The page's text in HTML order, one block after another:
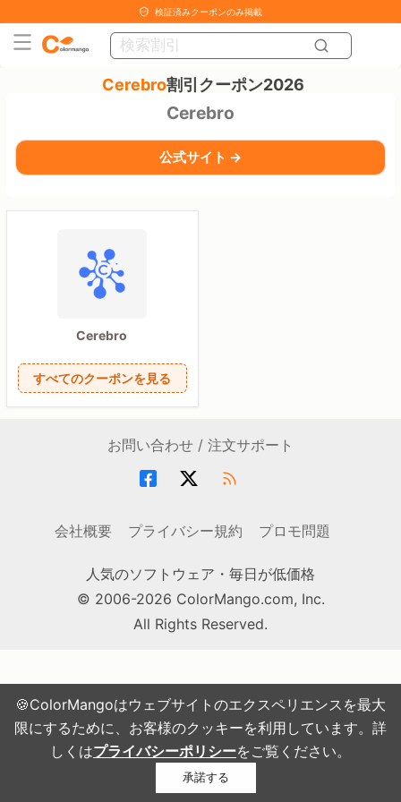
🍪ColorMangoはウェブサイトのエクスペリエンスを最大
限にするために、お客様のクッキーを利用しています。詳
しくはプライバシーポリシーをご覧ください。
承諾する
検証済みクーポンのみ掲載
Cerebro割引クーポン2026
Cerebro
公式サイト →
Cerebro
すべてのクーポンを見る
お問い合わせ / 注文サポート
会社概要 プライバシー規約 プロモ問題
人気のソフトウェア・毎日が低価格
© 2006-2026 ColorMango.com, Inc.
All Rights Reserved.